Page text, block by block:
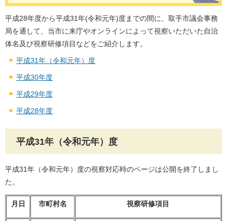
平成28年度から平成31年(令和元年)度までの間に、取手市議会事務
局を通して、当市に来庁やオンラインによって視察いただいた自治
体名及び視察研修項目などをご紹介します。
平成31年（令和元年）度
平成30年度
平成29年度
平成28年度
平成31年（令和元年）度
平成31年（令和元年）度の視察対応時のページは公開を終了しまし
た。
月日 市町村名 視察研修項目